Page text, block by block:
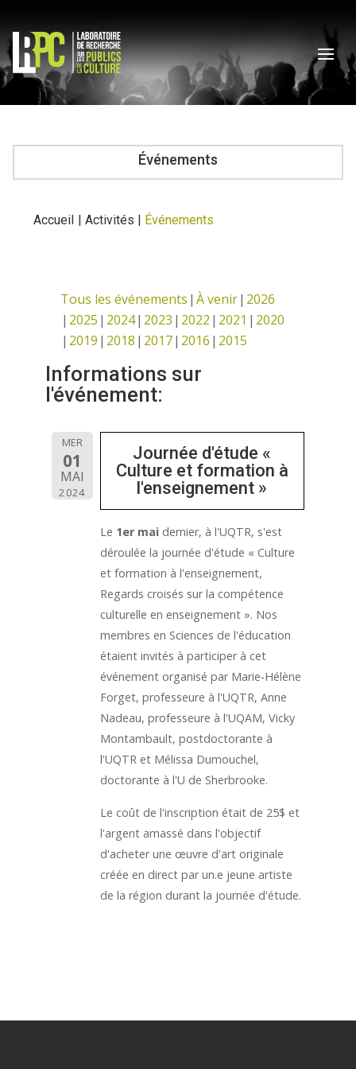
Événements
Accueil | Activités | Événements
Tous les événements À venir 2026
2025 2024 2023 2022 2021
2020
2019 2018 2017 2016 2015
Informations sur
l'événement:
MER
01
MAI
2024
Journée d'étude «
Culture et formation à
l'enseignement »
Le 1er mai dernier, à l'UQTR, s'est
déroulée la journée d'étude « Culture
et formation à l'enseignement,
Regards croisés sur la compétence
culturelle en enseignement ». Nos
membres en Sciences de l'éducation
étaient invités à participer à cet
événement organisé par Marie-Hélène
Forget, professeure à l'UQTR, Anne
Nadeau, professeure à l'UQAM, Vicky
Montambault, postdoctorante à
l'UQTR et Mélissa Dumouchel,
doctorante à l'U de Sherbrooke.
Le coût de l'inscription était de 25$ et
l'argent amassé dans l'objectif
d'acheter une œuvre d'art originale
créée en direct par un.e jeune artiste
de la région durant la journée d'étude.